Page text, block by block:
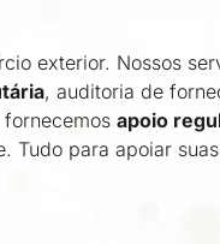
exterior. Nossos
, auditoria de
apoio
Tudo para apoiar